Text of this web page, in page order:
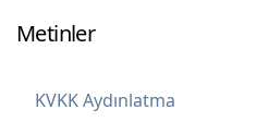
Metinler
KVKK Aydınlatma